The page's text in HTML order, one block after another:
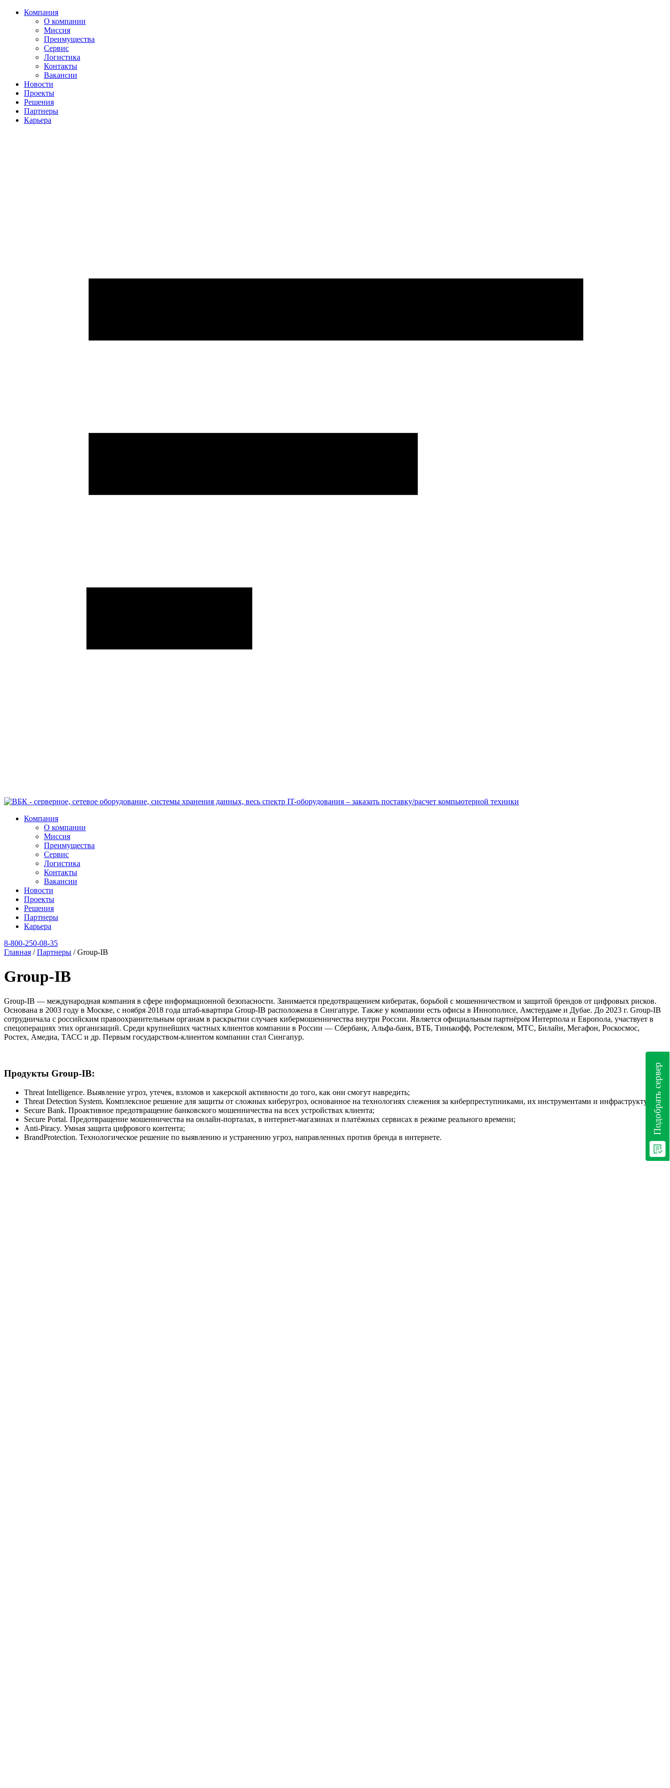
Подобрать сервер
Компания
О компании
Миссия
Преимущества
Сервис
Логистика
Контакты
Вакансии
Новости
Проекты
Решения
Партнеры
Карьера
Компания
О компании
Миссия
Преимущества
Сервис
Логистика
Контакты
Вакансии
Новости
Проекты
Решения
Партнеры
Карьера
8‑800‑250‑08‑35
Главная /Партнеры /Group-IB
Group-IB
Group-IB — международная компания в сфере информационной безопасности. Занимается предотвращением кибератак, борьбой с мошенничеством и защитой брендов от цифровых рисков.
Основана в 2003 году в Москве, с ноября 2018 года штаб-квартира Group-IB расположена в Сингапуре. Также у компании есть офисы в Иннополисе, Амстердаме и Дубае. До 2023 г. Group-IB
сотрудничала с российским правоохранительным органам в раскрытии случаев кибермошенничества внутри России. Является официальным партнёром Интерпола и Европола, участвует в
спецоперациях этих организаций. Среди крупнейших частных клиентов компании в России — Сбербанк, Альфа-банк, ВТБ, Тинькофф, Ростелеком, МТС, Билайн, Мегафон, Роскосмос,
Ростех, Амедиа, ТАСС и др. Первым государством-клиентом компании стал Сингапур.
Продукты Group-IB:
Threat Intelligence. Выявление угроз, утечек, взломов и хакерской активности до того, как они смогут навредить;
Threat Detection System. Комплексное решение для защиты от сложных киберугроз, основанное на технологиях слежения за киберпреступниками, их инструментами и инфраструктурой;
Secure Bank. Проактивное предотвращение банковского мошенничества на всех устройствах клиента;
Secure Portal. Предотвращение мошенничества на онлайн-порталах, в интернет-магазинах и платёжных сервисах в режиме реального времени;
Anti-Piracy. Умная защита цифрового контента;
BrandProtection. Технологическое решение по выявлению и устранению угроз, направленных против бренда в интернете.